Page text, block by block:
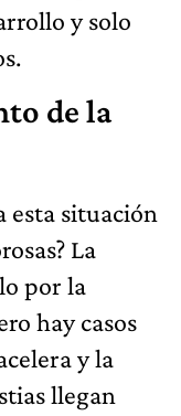
y solo
de la
esta situación
La
por la
hay casos
y la
llegan